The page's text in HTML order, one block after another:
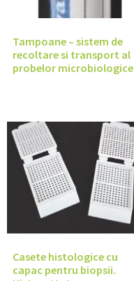
Tampoane – sistem de
recoltare si transport al
probelor microbiologice
Casete histologice cu
capac pentru biopsii.